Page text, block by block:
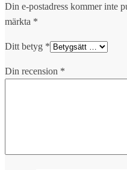
Din e-postadress kommer inte
märkta *
Ditt betyg *
Din recension *